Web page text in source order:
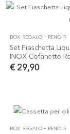
BOX REGALO - RENOIR
Set Fiaschetta
INOX Cofanetto
€ 29,90
BOX REGALO - RENOIR